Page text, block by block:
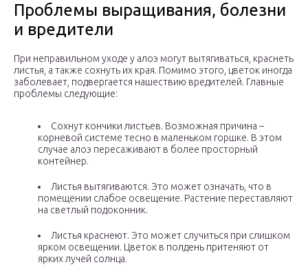
Проблемы выращивания, болезни
и вредители
При неправильном уходе у алоэ могут вытягиваться, краснеть
листья, а также сохнуть их края. Помимо этого, цветок иногда
заболевает, подвергается нашествию вредителей. Главные
проблемы следующие:
Сохнут кончики листьев. Возможная причина –
корневой системе тесно в маленьком горшке. В этом
случае алоэ пересаживают в более просторный
контейнер.
Листья вытягиваются. Это может означать, что в
помещении слабое освещение. Растение переставляют
на светлый подоконник.
Листья краснеют. Это может случиться при слишком
ярком освещении. Цветок в полдень притеняют от
ярких лучей солнца.